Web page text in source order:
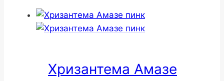
Хризантема Амазе